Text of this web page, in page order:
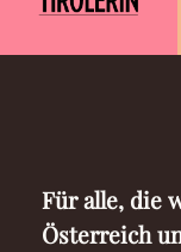
Für alle, die
Österreich